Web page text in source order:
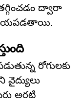
ద్వారా
రోగులకు
అరటి